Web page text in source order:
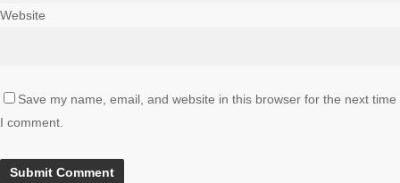
Website
Save my name, email, and website in this browser for the next time
I comment.